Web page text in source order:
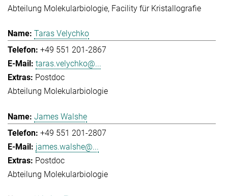
Abteilung Molekularbiologie Facility für Kristallografie
Taras Velychko
+49 551 201-2867
taras.velychko@...
Postdoc
Abteilung Molekularbiologie
James Walshe
+49 551 201-2807
james.walshe@...
Postdoc
Abteilung Molekularbiologie